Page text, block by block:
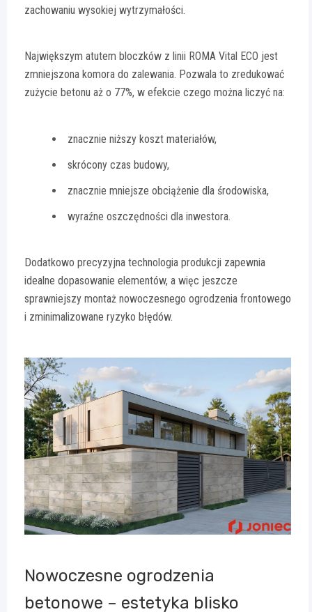
zachowaniu wysokiej wytrzymałości.
Największym atutem bloczków z linii ROMA Vital ECO jest
zmniejszona komora do zalewania. Pozwala to zredukować
zużycie betonu aż o 77%, w efekcie czego można liczyć na:
znacznie niższy koszt materiałów,
skrócony czas budowy,
znacznie mniejsze obciążenie dla środowiska,
wyraźne oszczędności dla inwestora.
Dodatkowo precyzyjna technologia produkcji zapewnia
idealne dopasowanie elementów, a więc jeszcze
sprawniejszy montaż nowoczesnego ogrodzenia frontowego
i zminimalizowane ryzyko błędów.
Nowoczesne ogrodzenia
betonowe – estetyka blisko